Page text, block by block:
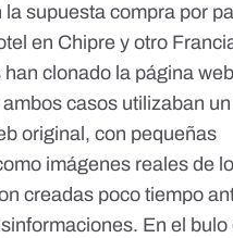
supuesta compra por
en Chipre y otro
clonado la página
casos utilizaban
original, con pequeñas
imágenes reales de
creadas poco tiempo
En el bulo